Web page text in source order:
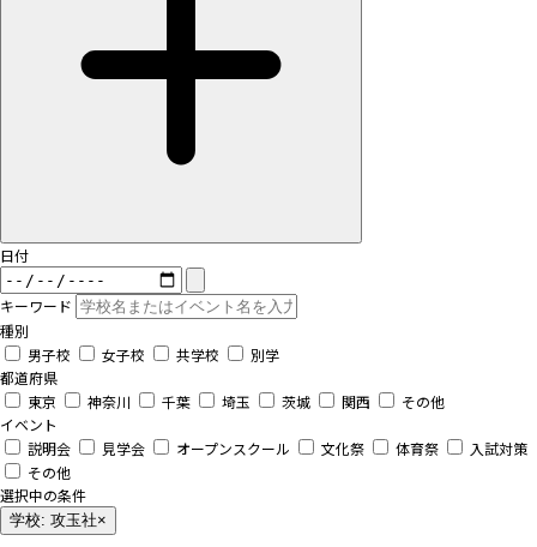
日付
キーワード
種別
男子校
女子校 共学校
別学
都道府県
東京
神奈川 千葉 埼玉 茨城 関西
その他
イベント
説明会
見学会 オープンスクール 文化祭 体育祭
入試対策
その他
選択中の条件
学校: 攻玉社×